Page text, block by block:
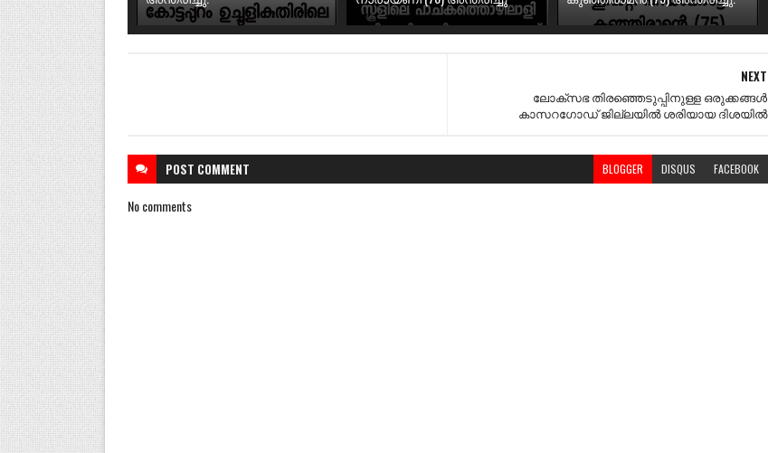
NEXT
ലോക്‌സഭ തിരഞ്ഞെടുപ്പിനുള്ള ഒരുക്കങ്ങൾ
കാസറഗോഡ് ജില്ലയിൽ ശരിയായ ദിശയിൽ
POST COMMENT BLOGGER DISQUS FACEBOOK
No comments